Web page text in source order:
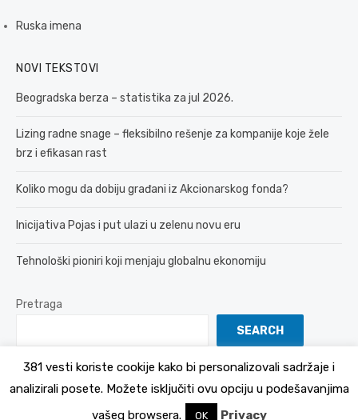
Ruska imena
NOVI TEKSTOVI
Beogradska berza – statistika za jul 2026.
Lizing radne snage – fleksibilno rešenje za kompanije koje žele
brz i efikasan rast
Koliko mogu da dobiju građani iz Akcionarskog fonda?
Inicijativa Pojas i put ulazi u zelenu novu eru
Tehnološki pioniri koji menjaju globalnu ekonomiju
Pretraga
SEARCH
Politika Privatnosti
381 vesti koriste cookije kako bi personalizovali sadržaje i
analizirali posete. Možete isključiti ovu opciju u podešavanjima
vašeg browsera.
OK Privacy